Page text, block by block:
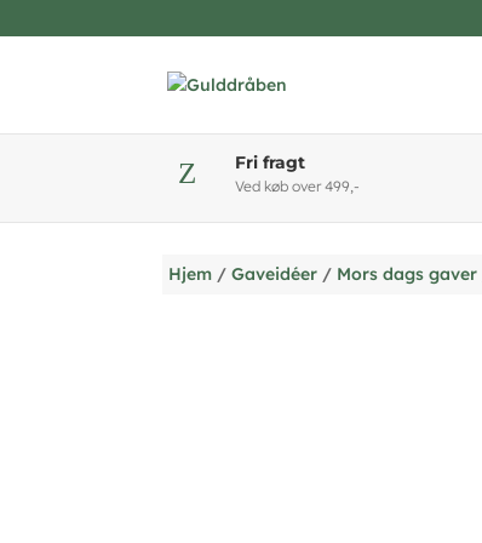
Z Fri fragt
Ved køb over 499,-
Hjem /Gaveidéer / Mors dags gaver